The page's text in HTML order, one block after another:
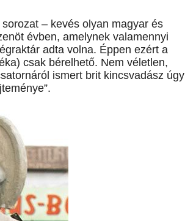
– kevés olyan magyar és
évben, amelynek valamennyi
adta volna. Éppen ezért a
csak bérelhető. Nem véletlen,
ismert brit kincsvadász úgy